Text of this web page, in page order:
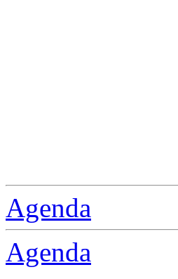
Agenda
Agenda